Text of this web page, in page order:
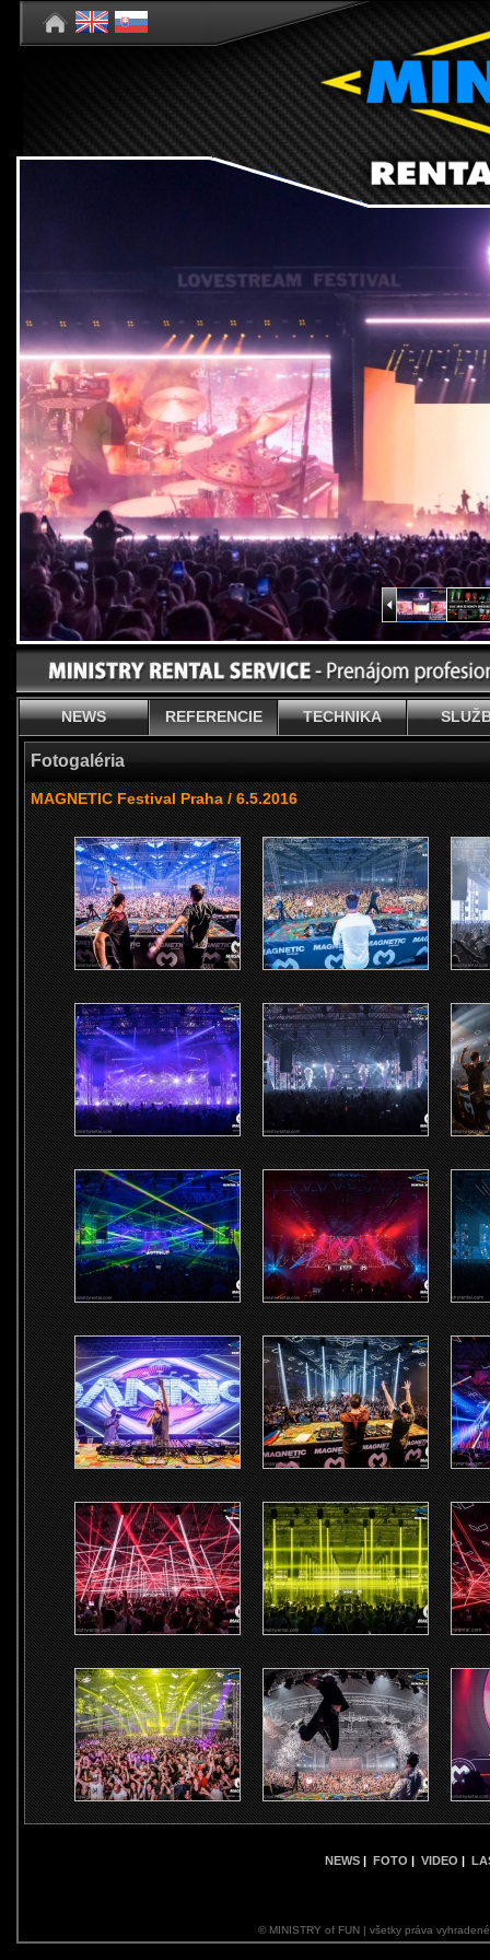
NEWS REFERENCIE TECHNIKA
Fotogaléria
MAGNETIC Festival Praha / 6.5.2016
NEWS | FOTO | VIDEO |
© MINISTRY of FUN | všetky práva